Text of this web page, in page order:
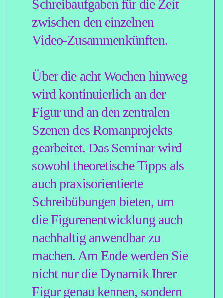
JASMIN
RAMADA
N
studierte Germanistik und
Philosophie. Ihr literarisches
Debüt gab sie mit dem Roman
»Soul Kitchen«, der als
literarische Vorgeschichte zum
gleichnamigen Film von Fatih
Akin entstand.
Bis heute hat sie sieben Romane
veröffentlicht. Seit 2018
schreibt sie regelmäßig
Kolumnen für die taz. 2020 war
sie für den Ingeborg-Bachmann-
Preis nominiert. Zudem erhielt
sie ein literarisches Stipendium
in Brasilien, wo sie zeitweise
arbeitete und schrieb.